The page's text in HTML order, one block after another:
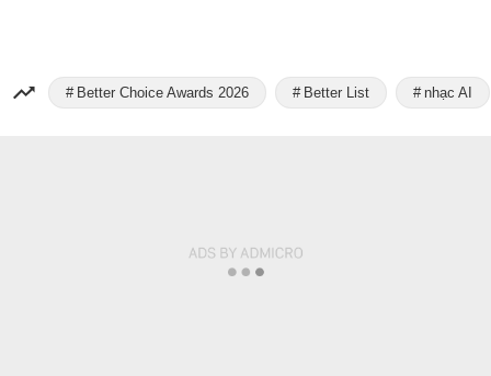
Better Choice Awards 2026 Better List nhạc AI